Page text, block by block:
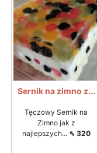
Sernik na zimno z...
Tęczowy Sernik na
Zimno jak z
najlepszych... ⇖ 320